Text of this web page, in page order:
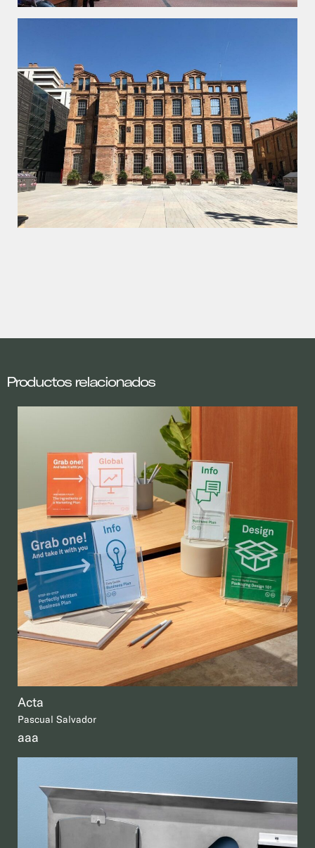
Productos relacionados
Acta
Pascual Salvador
aaa